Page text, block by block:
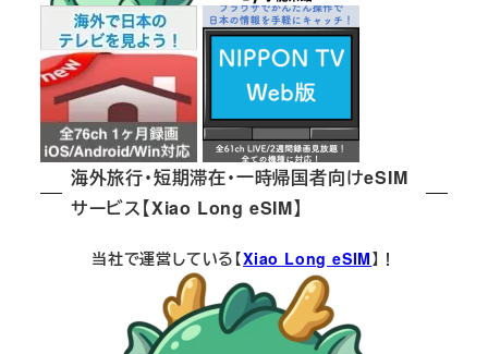
海外旅行・短期滞在・一時帰国者向けeSIM
サービス【Xiao Long eSIM】
当社で運営している【Xiao Long eSIM】！